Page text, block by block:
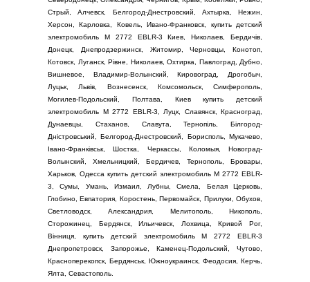
Стрый, Алчевск, Белгород-Днестровский, Ахтырка, Нежин,
Херсон, Карловка, Ковель, Ивано-Франковск, купить детский
электромобиль M 2772 EBLR-3 Киев, Николаев, Бердичів,
Донецк, Днепродзержинск, Житомир, Черновцы, Конотоп,
Котовск, Луганск, Рівне, Николаев, Охтирка, Павлоград, Дубно,
Вишневое, Владимир-Волынский, Кировоград, Дрогобыч,
Луцьк, Львів, Вознесенск, Комсомольск, Симферополь,
Могилев-Подольский, Полтава, Киев купить детский
электромобиль M 2772 EBLR-3, Луцк, Славянск, Красноград,
Дунаевцы, Стаханов, Славута, Тернопіль, Білгород-
Дністровський, Белгород-Днестровский, Борисполь, Мукачево,
Івано-Франківськ, Шостка, Черкассы, Коломыя, Новоград-
Волынский, Хмельницкий, Бердичев, Тернополь, Бровары,
Харьков, Одесса купить детский электромобиль M 2772 EBLR-
3, Сумы, Умань, Измаил, Лубны, Смела, Белая Церковь,
Глобино, Евпатория, Коростень, Первомайск, Прилуки, Обухов,
Светловодск, Александрия, Мелитополь, Никополь,
Сторожинец, Бердянск, Ильичевск, Лохвица, Кривой Рог,
Вінниця, купить детский электромобиль M 2772 EBLR-3
Днепропетровск, Запорожье, Каменец-Подольский, Чутово,
Красноперекопск, Бердянськ, Южноукраинск, Феодосия, Керчь,
Ялта, Севастополь.